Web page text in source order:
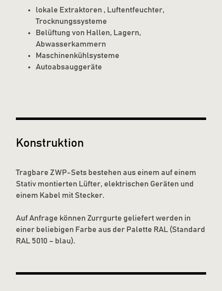
lokale Extraktoren , Luftentfeuchter,
Trocknungssysteme
Belüftung von Hallen, Lagern,
Abwasserkammern
Maschinenkühlsysteme
Autoabsauggeräte
Konstruktion
Tragbare ZWP-Sets bestehen aus einem auf einem
Stativ montierten Lüfter, elektrischen Geräten und
einem Kabel mit Stecker.
Auf Anfrage können Zurrgurte geliefert werden in
einer beliebigen Farbe aus der Palette RAL (Standard
RAL 5010 – blau).